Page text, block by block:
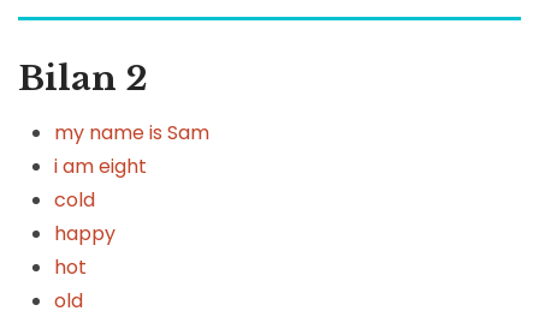
Bilan 2
my name is Sam
i am eight
cold
happy
hot
old